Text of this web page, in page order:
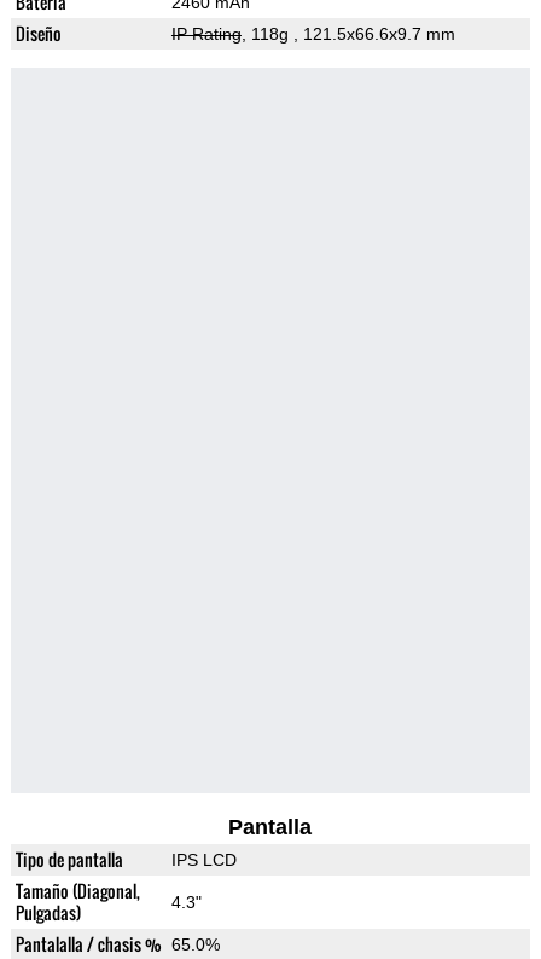
Diseño IP Rating, 118g , 121.5x66.6x9.7 mm
Pantalla
Tipo de pantalla IPS LCD
Tamaño (Diagonal,
Pulgadas)
4.3"
Pantalalla / chasis % 65.0%